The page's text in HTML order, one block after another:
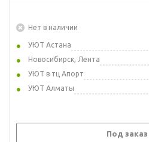
Нет в наличии
УЮТ Астана
Новосибирск, Лента
УЮТ в тц Апорт
УЮТ Алматы
Под заказ